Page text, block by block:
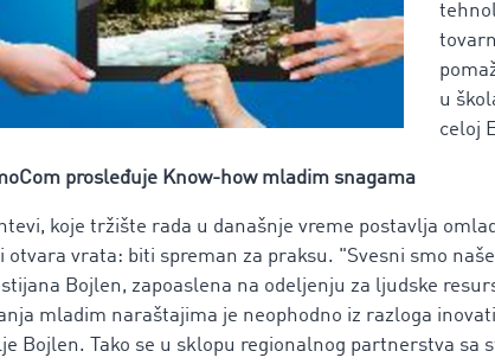
u
celoj
prosleđuje Know-how mladim snagama
koje tržište rada u današnje vreme postavlja
otvara vrata: biti spreman za praksu. "Svesni smo
Bojlen, zapoaslena na odeljenju za ljudske
mladim naraštajima je neophodno iz razloga
Bojlen. Tako se u sklopu regionalnog partnerstva sa